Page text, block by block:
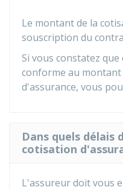
Le montant de la
souscription du
Si vous constatez
conforme au
d'assurance, vous
Dans quels délais
cotisation
L'assureur doit vous